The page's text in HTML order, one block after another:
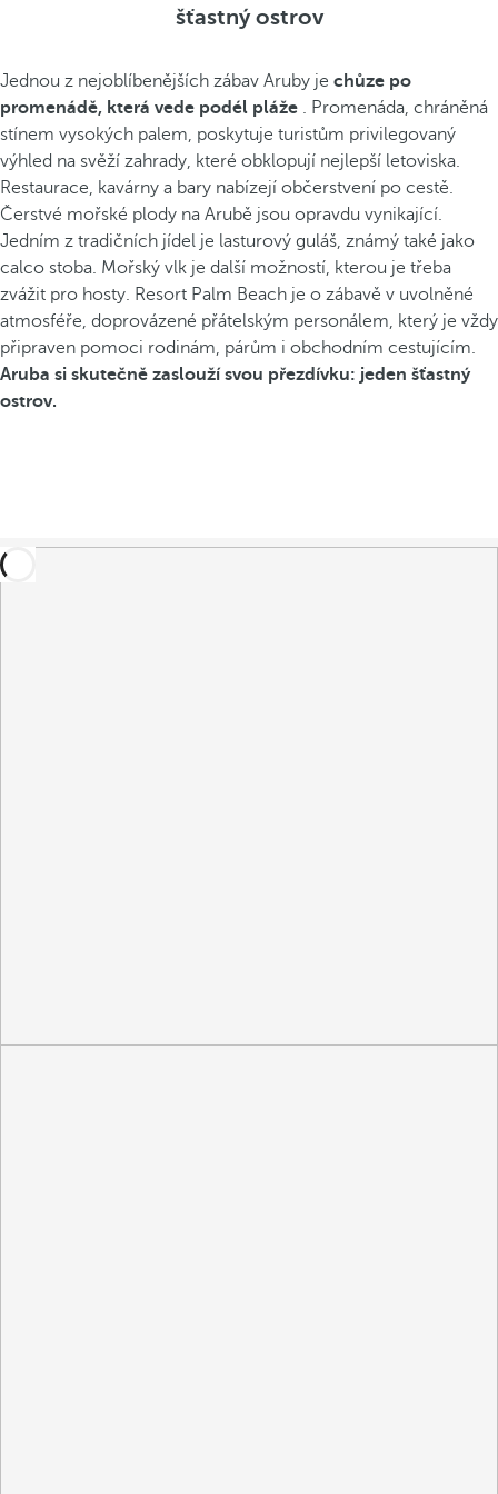
šťastný ostrov
Jednou z nejoblíbenějších zábav Aruby je chůze po
promenádě, která vede podél pláže . Promenáda, chráněná
stínem vysokých palem, poskytuje turistům privilegovaný
výhled na svěží zahrady, které obklopují nejlepší letoviska.
Restaurace, kavárny a bary nabízejí občerstvení po cestě.
Čerstvé mořské plody na Arubě jsou opravdu vynikající.
Jedním z tradičních jídel je lasturový guláš, známý také jako
calco stoba. Mořský vlk je další možností, kterou je třeba
zvážit pro hosty. Resort Palm Beach je o zábavě v uvolněné
atmosféře, doprovázené přátelským personálem, který je vždy
připraven pomoci rodinám, párům i obchodním cestujícím.
Aruba si skutečně zaslouží svou přezdívku: jeden šťastný
ostrov.